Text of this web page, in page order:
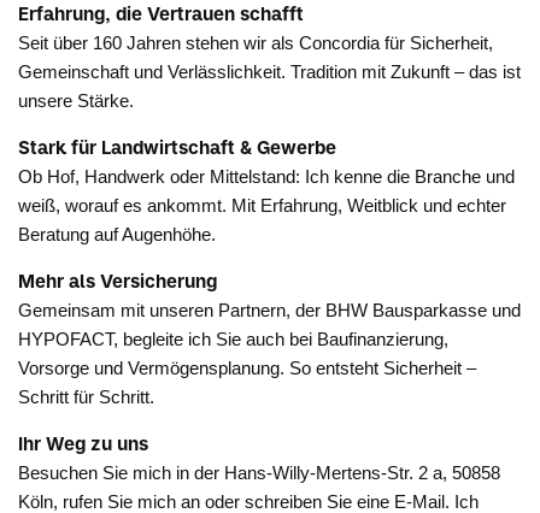
Erfahrung, die Vertrauen schafft
Seit über 160 Jahren stehen wir als Concordia für Sicherheit,
Gemeinschaft und Verlässlichkeit. Tradition mit Zukunft – das ist
unsere Stärke.
Stark für Landwirtschaft & Gewerbe
Ob Hof, Handwerk oder Mittelstand: Ich kenne die Branche und
weiß, worauf es ankommt. Mit Erfahrung, Weitblick und echter
Beratung auf Augenhöhe.
Mehr als Versicherung
Gemeinsam mit unseren Partnern, der BHW Bausparkasse und
HYPOFACT, begleite ich Sie auch bei Baufinanzierung,
Vorsorge und Vermögensplanung. So entsteht Sicherheit –
Schritt für Schritt.
Ihr Weg zu uns
Besuchen Sie mich in der Hans-Willy-Mertens-Str. 2 a, 50858
Köln, rufen Sie mich an oder schreiben Sie eine E-Mail. Ich